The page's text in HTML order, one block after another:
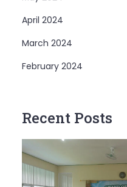
April 2024
March 2024
February 2024
Recent Posts